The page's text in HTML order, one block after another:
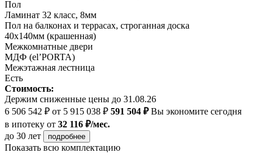
Пол
Ламинат 32 класс, 8мм
Пол на балконах и террасах, строганная доска
40х140мм (крашенная)
Межкомнатные двери
МДФ (el’PORTA)
Межэтажная лестница
Есть
Стоимость:
Держим сниженные цены до 31.08.26
6 506 542 ₽ от 5 915 038 ₽ 591 504 ₽Вы экономите сегодня
в ипотеку от 32 116 ₽/мес.
до 30 лет
подробнее
Показать всю комплектацию